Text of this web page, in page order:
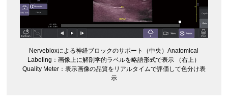
Nervebloxによる神経ブロックのサポート（中央）Anatomical
Labeling：画像上に解剖学的ラベルを略語形式で表示 （右上）
Quality Meter：表示画像の品質をリアルタイムで評価して色分け表
示